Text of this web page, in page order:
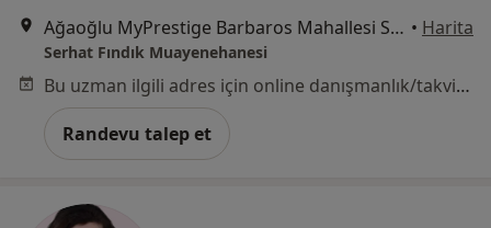
Ağaoğlu MyPrestige Barbaros Mahallesi Sarkaç Sok No 1Kat 16 Daire 141 (Ülker Arena'nın yanı) Batı ATAŞEHİR, İstanbul • Harita
Serhat Fındık Muayenehanesi
Bu uzman ilgili adres için online danışmanlık/takvim sunmuyor.
Randevu talep et